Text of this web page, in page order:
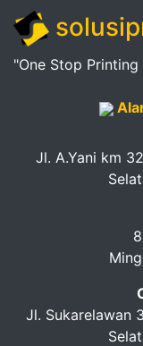
"One Stop
Jl. A.Yani km
Jl. Sukarelawan